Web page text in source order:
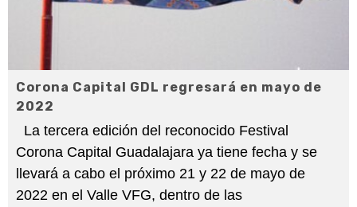
Corona Capital GDL regresará en mayo de
2022
La tercera edición del reconocido Festival
Corona Capital Guadalajara ya tiene fecha y se
llevará a cabo el próximo 21 y 22 de mayo de
2022 en el Valle VFG, dentro de las